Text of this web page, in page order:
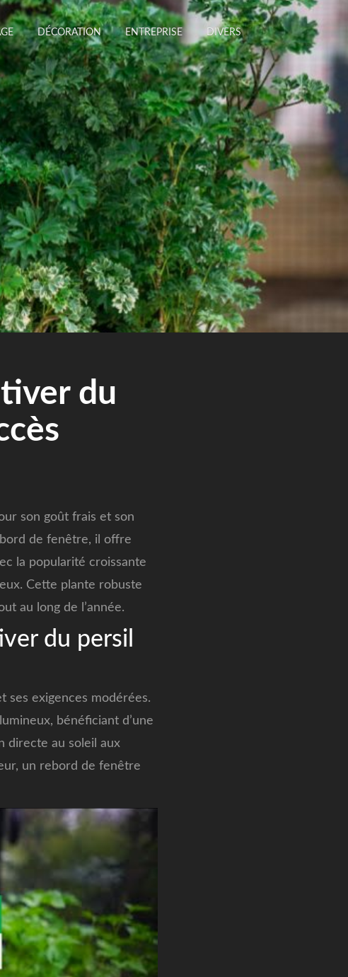
DÉCORATION ENTREPRISE DIVERS
du
son goût frais et son
de fenêtre, il offre
la popularité croissante
Cette plante robuste
au long de l’année.
du persil
ses exigences modérées.
bénéficiant d’une
directe au soleil aux
un rebord de fenêtre